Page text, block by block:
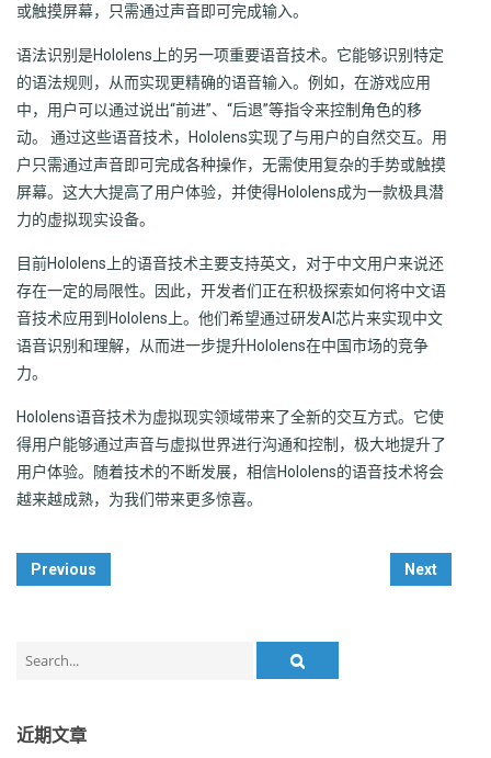
或触摸屏幕，只需通过声音即可完成输入。
语法识别是Hololens上的另一项重要语音技术。它能够识别特定
的语法规则，从而实现更精确的语音输入。例如，在游戏应用
中，用户可以通过说出“前进”、“后退”等指令来控制角色的移
动。 通过这些语音技术，Hololens实现了与用户的自然交互。用
户只需通过声音即可完成各种操作，无需使用复杂的手势或触摸
屏幕。这大大提高了用户体验，并使得Hololens成为一款极具潜
力的虚拟现实设备。
目前Hololens上的语音技术主要支持英文，对于中文用户来说还
存在一定的局限性。因此，开发者们正在积极探索如何将中文语
音技术应用到Hololens上。他们希望通过研发AI芯片来实现中文
语音识别和理解，从而进一步提升Hololens在中国市场的竞争
力。
Hololens语音技术为虚拟现实领域带来了全新的交互方式。它使
得用户能够通过声音与虚拟世界进行沟通和控制，极大地提升了
用户体验。随着技术的不断发展，相信Hololens的语音技术将会
越来越成熟，为我们带来更多惊喜。
Post
Navigation
Previous Next
for:
近期文章